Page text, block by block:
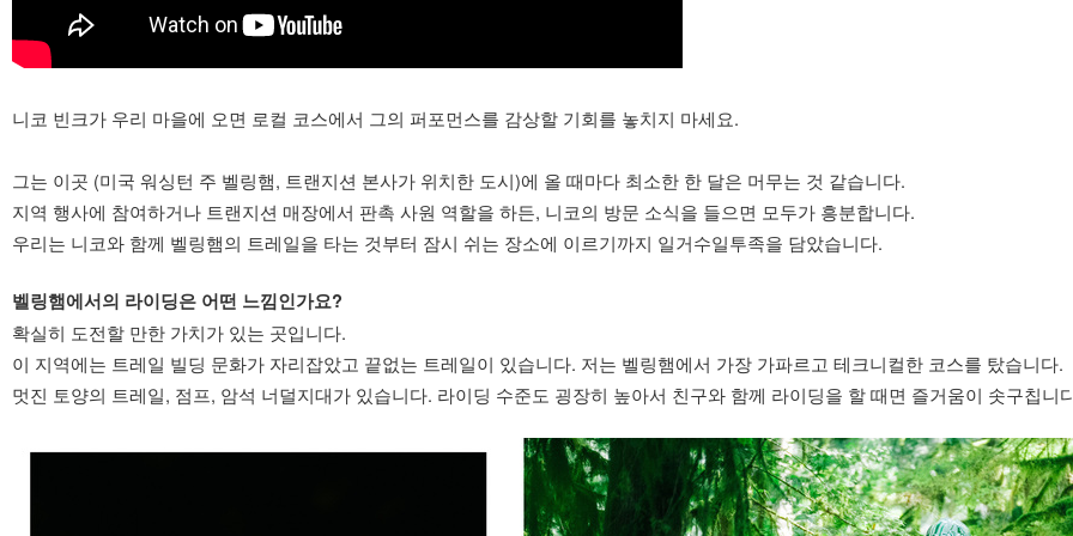
니코 빈크가 우리 마을에 오면 로컬 코스에서 그의 퍼포먼스를 감상할 기회를 놓치지 마세요.
그는 이곳 (미국 워싱턴 주 벨링햄, 트랜지션 본사가 위치한 도시)에 올 때마다 최소한 한 달은 머무는 것 같습니다.
지역 행사에 참여하거나 트랜지션 매장에서 판촉 사원 역할을 하든, 니코의 방문 소식을 들으면 모두가 흥분합니다.
우리는 니코와 함께 벨링햄의 트레일을 타는 것부터 잠시 쉬는 장소에 이르기까지 일거수일투족을 담았습니다.
벨링햄에서의 라이딩은 어떤 느낌인가요?
확실히 도전할 만한 가치가 있는 곳입니다.
이 지역에는 트레일 빌딩 문화가 자리잡았고 끝없는 트레일이 있습니다. 저는 벨링햄에서 가장 가파르고 테크니컬한 코스를 탔습니다.
멋진 토양의 트레일, 점프, 암석 너덜지대가 있습니다. 라이딩 수준도 굉장히 높아서 친구와 함께 라이딩을 할 ​​때면 즐거움이 솟구칩니